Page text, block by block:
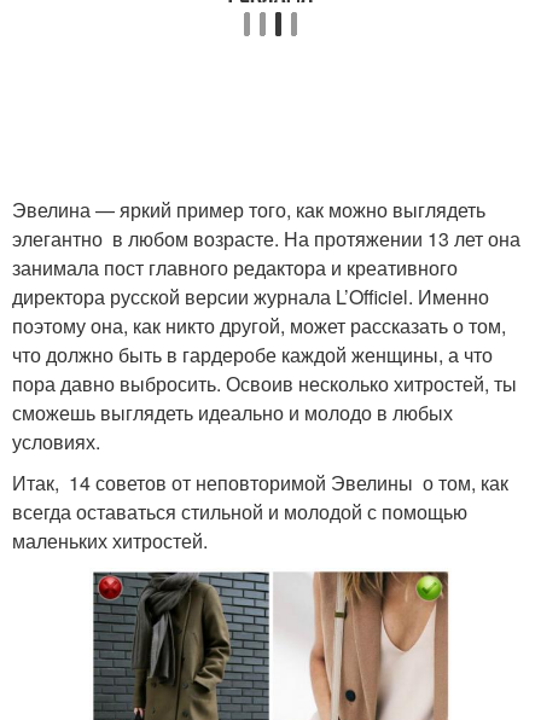
Эвелина — яркий пример того, как можно выглядеть
элегантно в любом возрасте. На протяжении 13 лет она
занимала пост главного редактора и креативного
директора русской версии журнала L’Officiel. Именно
поэтому она, как никто другой, может рассказать о том,
что должно быть в гардеробе каждой женщины, а что
пора давно выбросить. Освоив несколько хитростей, ты
сможешь выглядеть идеально и молодо в любых
условиях.
Итак, 14 советов от неповторимой Эвелины о том, как
всегда оставаться стильной и молодой с помощью
маленьких хитростей.